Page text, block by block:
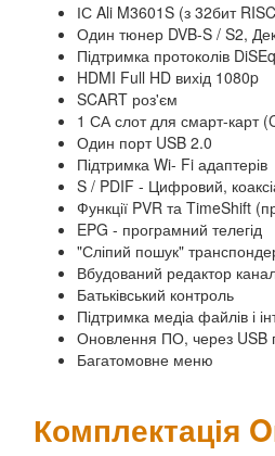
ІС Ali M3601S (з 32бит
Один тюнер DVB-S / S2,
Підтримка протоколів
HDMI Full HD вихід 1080p
SCART роз'єм
1 СА слот для смарт-карт
Один порт USB 2.0
Підтримка Wi- Fi адаптерів
S / PDIF - Цифровий,
Функції PVR та TimeShift
EPG - програмний телегід
"Сліпий пошук"
Вбудований редактор
Батьківський контроль
Підтримка медіа файлів і
Оновлення ПО, через USB
Багатомовне меню
Комплектація